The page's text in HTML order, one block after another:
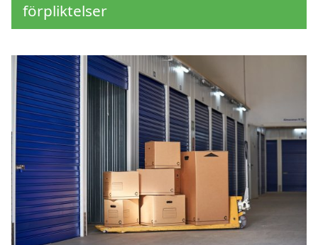
förpliktelser